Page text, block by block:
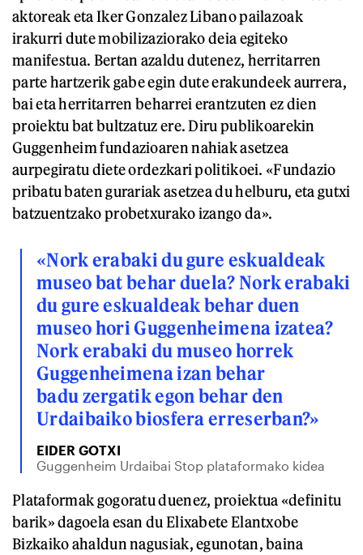
aktoreak eta Iker Gonzalez Libano pailazoak
irakurri dute mobilizaziorako deia egiteko
manifestua. Bertan azaldu dutenez, herritarren
parte hartzerik gabe egin dute erakundeek aurrera,
bai eta herritarren beharrei erantzuten ez dien
proiektu bat bultzatuz ere. Diru publikoarekin
Guggenheim fundazioaren nahiak asetzea
aurpegiratu diete ordezkari politikoei. «Fundazio
pribatu baten gurariak asetzea du helburu, eta gutxi
batzuentzako probetxurako izango da».
«Nork erabaki du gure eskualdeak
museo bat behar duela? Nork erabaki
du gure eskualdeak behar duen
museo hori Guggenheimena izatea?
Nork erabaki du museo horrek
Guggenheimena izan behar
badu zergatik egon behar den
Urdaibaiko biosfera erreserban?»
EIDER GOTXI
Guggenheim Urdaibai Stop plataformako kidea
Plataformak gogoratu duenez, proiektua «definitu
barik» dagoela esan du Elixabete Elantxobe
Bizkaiko ahaldun nagusiak, egunotan, baina